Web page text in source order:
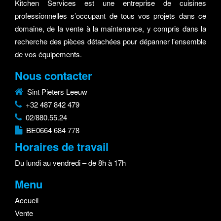
Kitchen Services est une entreprise de cuisines
professionnelles s’occupant de tous vos projets dans ce
domaine, de la vente à la maintenance, y compris dans la
recherche des pièces détachées pour dépanner l’ensemble
de vos équipements.
Nous contacter
Sint Pieters Leeuw
+32 487 842 479
02/880.55.24
BE0664 684 778
Horaires de travail
Du lundi au vendredi – de 8h à 17h
Menu
Accueil
Vente